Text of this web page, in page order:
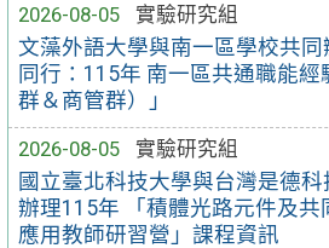
2026-08-05
實驗研究組
文藻外語大學與南一區學校共
同行：115年 南一區共通職能
群＆商管群）」
2026-08-05
實驗研究組
國立臺北科技大學與台灣是德
辦理115年 「積體光路元件及共
應用教師研習營」課程資訊